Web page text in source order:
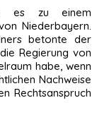
es zu einem
Niederbayern.
betonte der
Regierung von
habe, wenn
Nachweise
Rechtsanspruch